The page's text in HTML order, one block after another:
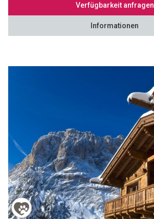
Verfügbarkeit anfragen
Informationen